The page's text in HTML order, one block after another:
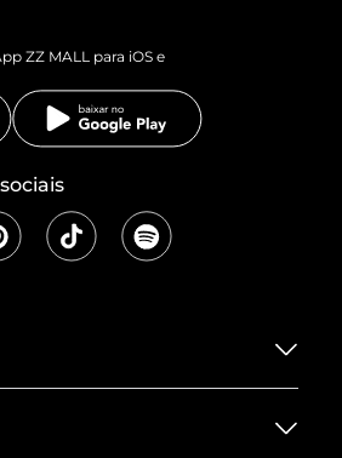
com a sua queridinha.
ZZ MALL para iOS e